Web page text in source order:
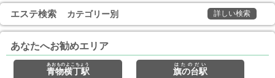
エステ検索 カテゴリー別 詳しい検索
あなたへお勧めエリア
青物横丁駅
あおものよこちょう
旗の台駅
はたのだい